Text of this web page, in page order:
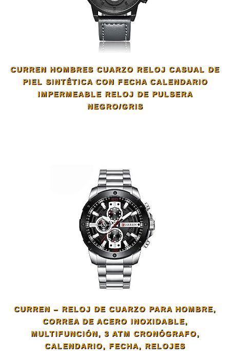
CURREN HOMBRES CUARZO RELOJ CASUAL DE
PIEL SINTÉTICA CON FECHA CALENDARIO
IMPERMEABLE RELOJ DE PULSERA
NEGRO/GRIS
CURREN – RELOJ DE CUARZO PARA HOMBRE,
CORREA DE ACERO INOXIDABLE,
MULTIFUNCIÓN, 3 ATM CRONÓGRAFO,
CALENDARIO, FECHA, RELOJES